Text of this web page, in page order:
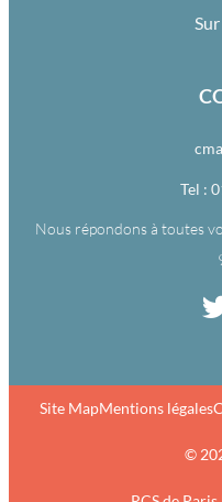
Tel :
Nous répondons à toutes
Site MapMentions légales
©